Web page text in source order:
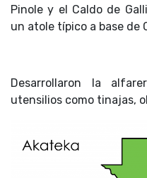
Pinole y el Caldo de
un atole típico a base de
Desarrollaron la
utensilios como tinajas,